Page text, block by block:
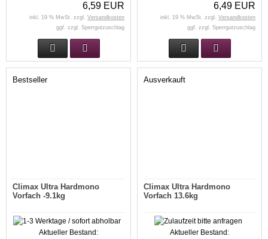
6,59 EUR
inkl. 19 % MwSt. zzgl. Versandkosten
ggf. zzgl. Sperrgutzuschlag
6,49 EUR
inkl. 19 % MwSt. zzgl. Versandkosten
ggf. zzgl. Sperrgutzuschlag
Bestseller
Climax Ultra Hardmono
Vorfach -9.1kg
Aktueller Bestand:
Ausverkauft
Climax Ultra Hardmono
Vorfach 13.6kg
Aktueller Bestand: